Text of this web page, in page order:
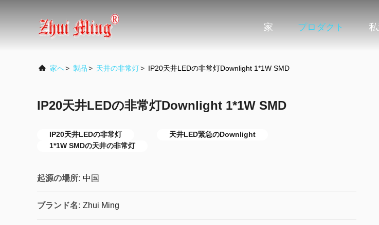
家 プロダクト
家へ> 製品> 天井の非常灯> IP20天井LEDの非常灯Downlight 1*1W SMD
IP20天井LEDの非常灯Downlight 1*1W SMD
IP20天井LEDの非常灯
天井LED緊急のDownlight
1*1W SMDの天井の非常灯
起源の場所: 中国
ブランド名: Zhui Ming